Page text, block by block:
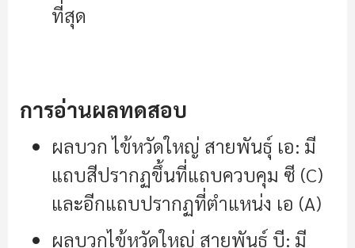
ที่สุด
การอ่านผลทดสอบ
ผลบวก ไข้หวัดใหญ่ สายพันธุ์ เอ: มี
แถบสีปรากฏขึ้นที่แถบควบคุม ซี (C)
และอีกแถบปรากฏที่ตำแหน่ง เอ (A)
ผลบวกไข้หวัดใหญ่ สายพันธุ์ บี: มี